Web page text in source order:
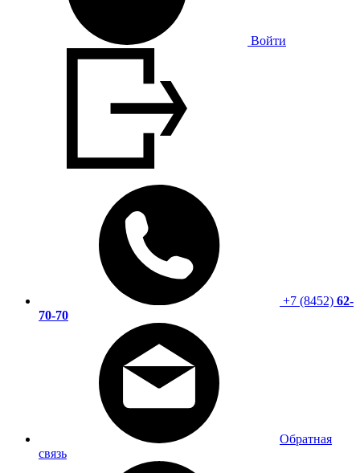
Войти
+7 (8452) 62-
70-70
Обратная
связь